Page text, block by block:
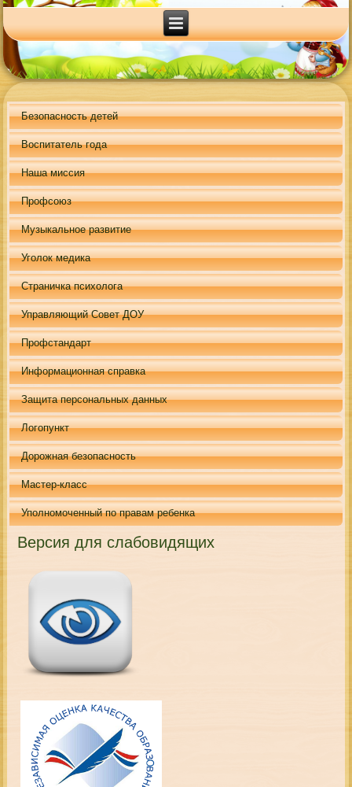
Безопасность детей
Воспитатель года
Наша миссия
Профсоюз
Музыкальное развитие
Уголок медика
Страничка психолога
Управляющий Совет ДОУ
Профстандарт
Информационная справка
Защита персональных данных
Логопункт
Дорожная безопасность
Мастер-класс
Уполномоченный по правам ребенка
Версия для слабовидящих